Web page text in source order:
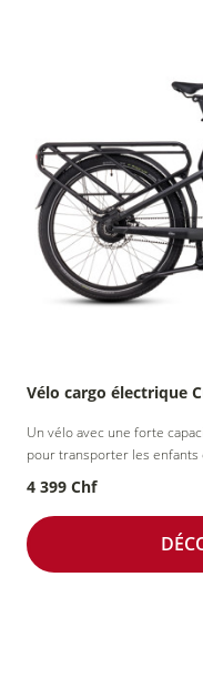
Vélo cargo électrique
Un vélo avec une forte
pour transporter les enfants
4 399 Chf